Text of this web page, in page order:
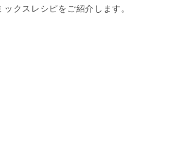
クスレシピをご紹介します。